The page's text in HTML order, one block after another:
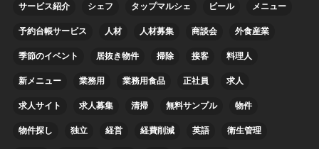
サービス紹介 シェフ タップマルシェ ビール メニュー
予約台帳サービス 人材 人材募集 商談会 外食産業
季節のイベント 居抜き物件 掃除 接客 料理人
新メニュー 業務用 業務用食品 正社員 求人
求人サイト 求人募集 清掃 無料サンプル 物件
物件探し 独立 経営 経費削減 英語 衛生管理